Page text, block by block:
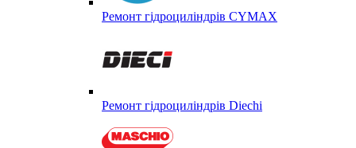
Ремонт гідроциліндрів CYMAX
Ремонт гідроциліндрів Diechi